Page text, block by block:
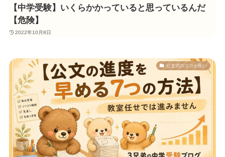
【中学受験】いくらかかっていると思っているんだ
【危険】
2022年10月8日
公文式のココが良い